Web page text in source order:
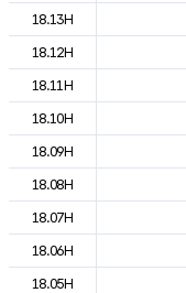
18.13H
18.12H
18.11H
18.10H
18.09H
18.08H
18.07H
18.06H
18.05H